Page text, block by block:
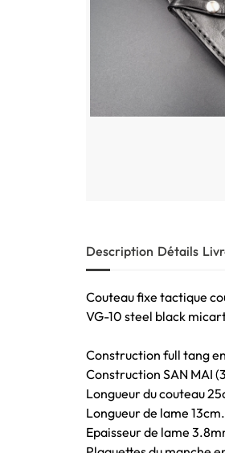
Description Détails
Couteau fixe tactique
VG-10 steel black
Construction full tang
Construction SAN MAI
Longueur du couteau
Longueur de lame 13cm.
Epaisseur de lame